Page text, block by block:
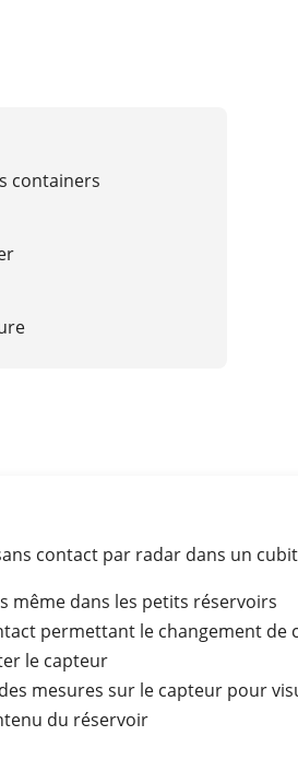
containers
contact par radar dans un
même dans les petits réservoirs
permettant le changement de
le capteur
mesures sur le capteur pour
du réservoir